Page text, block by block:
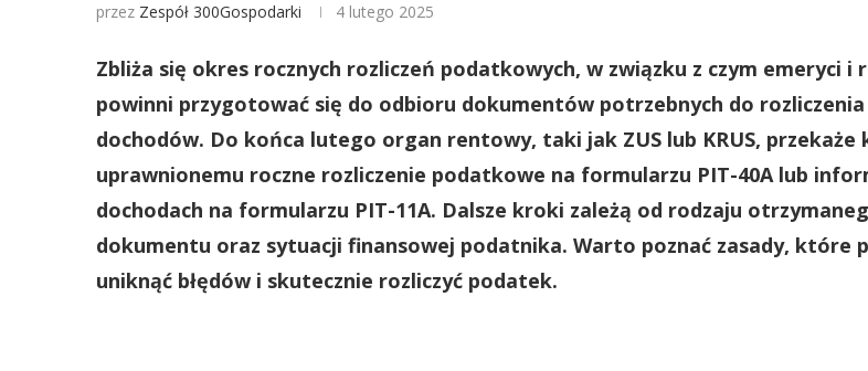
przez Zespół 300Gospodarki 4 lutego 2025
Zbliża się okres rocznych rozliczeń podatkowych, w związku z czym emeryci i
powinni przygotować się do odbioru dokumentów potrzebnych do rozliczenia
dochodów. Do końca lutego organ rentowy, taki jak ZUS lub KRUS, przekaże
uprawnionemu roczne rozliczenie podatkowe na formularzu PIT-40A lub
dochodach na formularzu PIT-11A. Dalsze kroki zależą od rodzaju
dokumentu oraz sytuacji finansowej podatnika. Warto poznać zasady, które
uniknąć błędów i skutecznie rozliczyć podatek.